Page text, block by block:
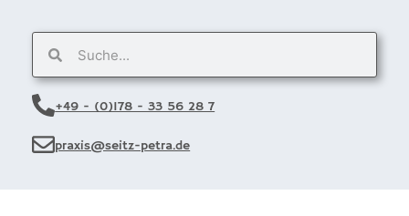
+49 - (0)178 - 33 56 28 7
praxis@seitz-petra.de